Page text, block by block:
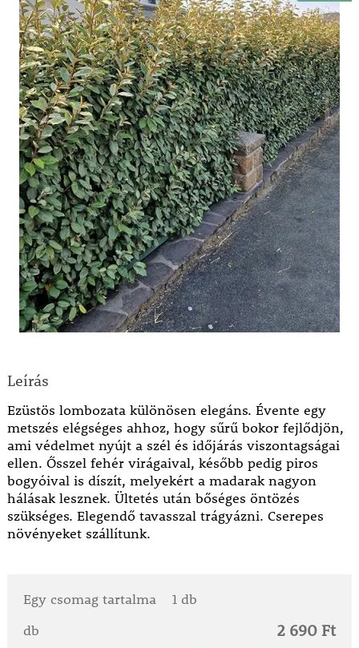
Leírás
Ezüstös lombozata különösen elegáns. Évente egy
metszés elégséges ahhoz, hogy sűrű bokor fejlődjön,
ami védelmet nyújt a szél és időjárás viszontagságai
ellen. Ősszel fehér virágaival, később pedig piros
bogyóival is díszít, melyekért a madarak nagyon
hálásak lesznek. Ültetés után bőséges öntözés
szükséges. Elegendő tavasszal trágyázni. Cserepes
növényeket szállítunk.
Egy csomag tartalma
1 db
db
2 690 Ft